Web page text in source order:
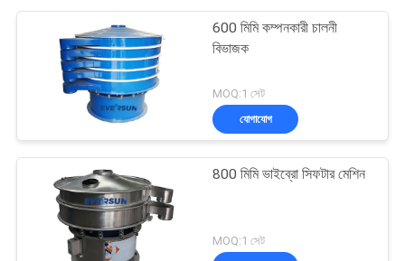
600 মিমি কম্পনকারী চালনী
বিভাজক
MOQ:1 সেট
যোগাযোগ
800 মিমি ভাইব্রো সিফটার মেশিন
MOQ:1 সেট